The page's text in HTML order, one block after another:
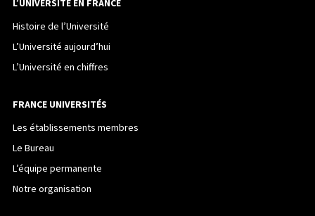
L’UNIVERSITÉ EN FRANCE
Histoire de l’Université
L’Université aujourd’hui
L’Université en chiffres
FRANCE UNIVERSITÉS
Les établissements membres
Le Bureau
L’équipe permanente
Notre organisation